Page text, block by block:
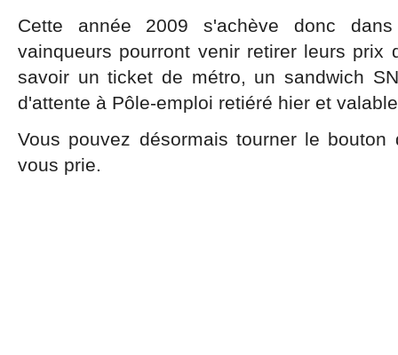
Cette année 2009 s'achève donc
vainqueurs pourront venir retirer leurs prix
savoir un ticket de métro, un sandwich
d'attente à Pôle-emploi retiéré hier et
Vous pouvez désormais tourner le
vous prie.